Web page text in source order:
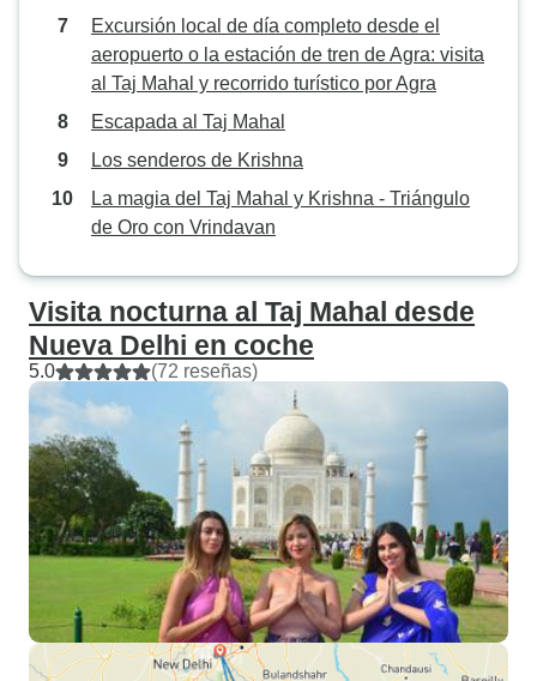
Excursión local de día completo desde el
aeropuerto o la estación de tren de Agra: visita
al Taj Mahal y recorrido turístico por Agra
Escapada al Taj Mahal
Los senderos de Krishna
La magia del Taj Mahal y Krishna - Triángulo
de Oro con Vrindavan
Visita nocturna al Taj Mahal desde
Nueva Delhi en coche
5.0 (72 reseñas)